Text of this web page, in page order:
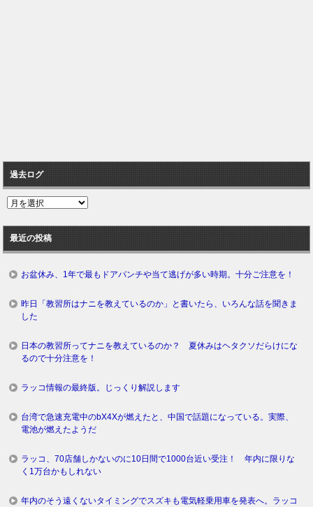
過去ログ
過
ロ
グ
最近の投稿
お盆休み、1年で最もドアパンチや当て逃げが多い時期。十分ご注意を！
昨日「教習所はナニを教えているのか」と書いたら、いろんな話を聞きま
した
日本の教習所ってナニを教えているのか？ 夏休みはヘタクソだらけにな
るので十分注意を！
ラッコ情報の最終版。じっくり解説します
台湾で急速充電中のbX4Xが燃えたと、中国で話題になっている。実際、
電池が燃えたようだ
ラッコ、70店舗しかないのに10日間で1000台近い受注！ 年内に限りな
く1万台かもしれない
年内のそう遠くないタイミングでスズキも電気軽乗用車を発表へ。ラッコ